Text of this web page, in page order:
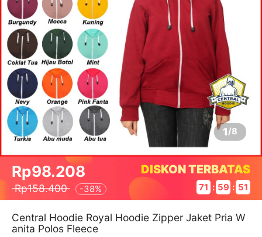
1/8
Rp98.208
Rp158.400 -38%
DISKON TERBATAS
71 : 59 : 51
Central Hoodie Royal Hoodie Zipper Jaket Pria W
anita Polos Fleece